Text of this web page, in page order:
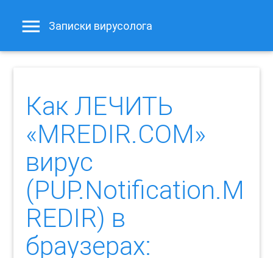
Записки вирусолога
Как ЛЕЧИТЬ
«MREDIR.COM»
вирус
(PUP.Notification.M
REDIR) в
браузерах: